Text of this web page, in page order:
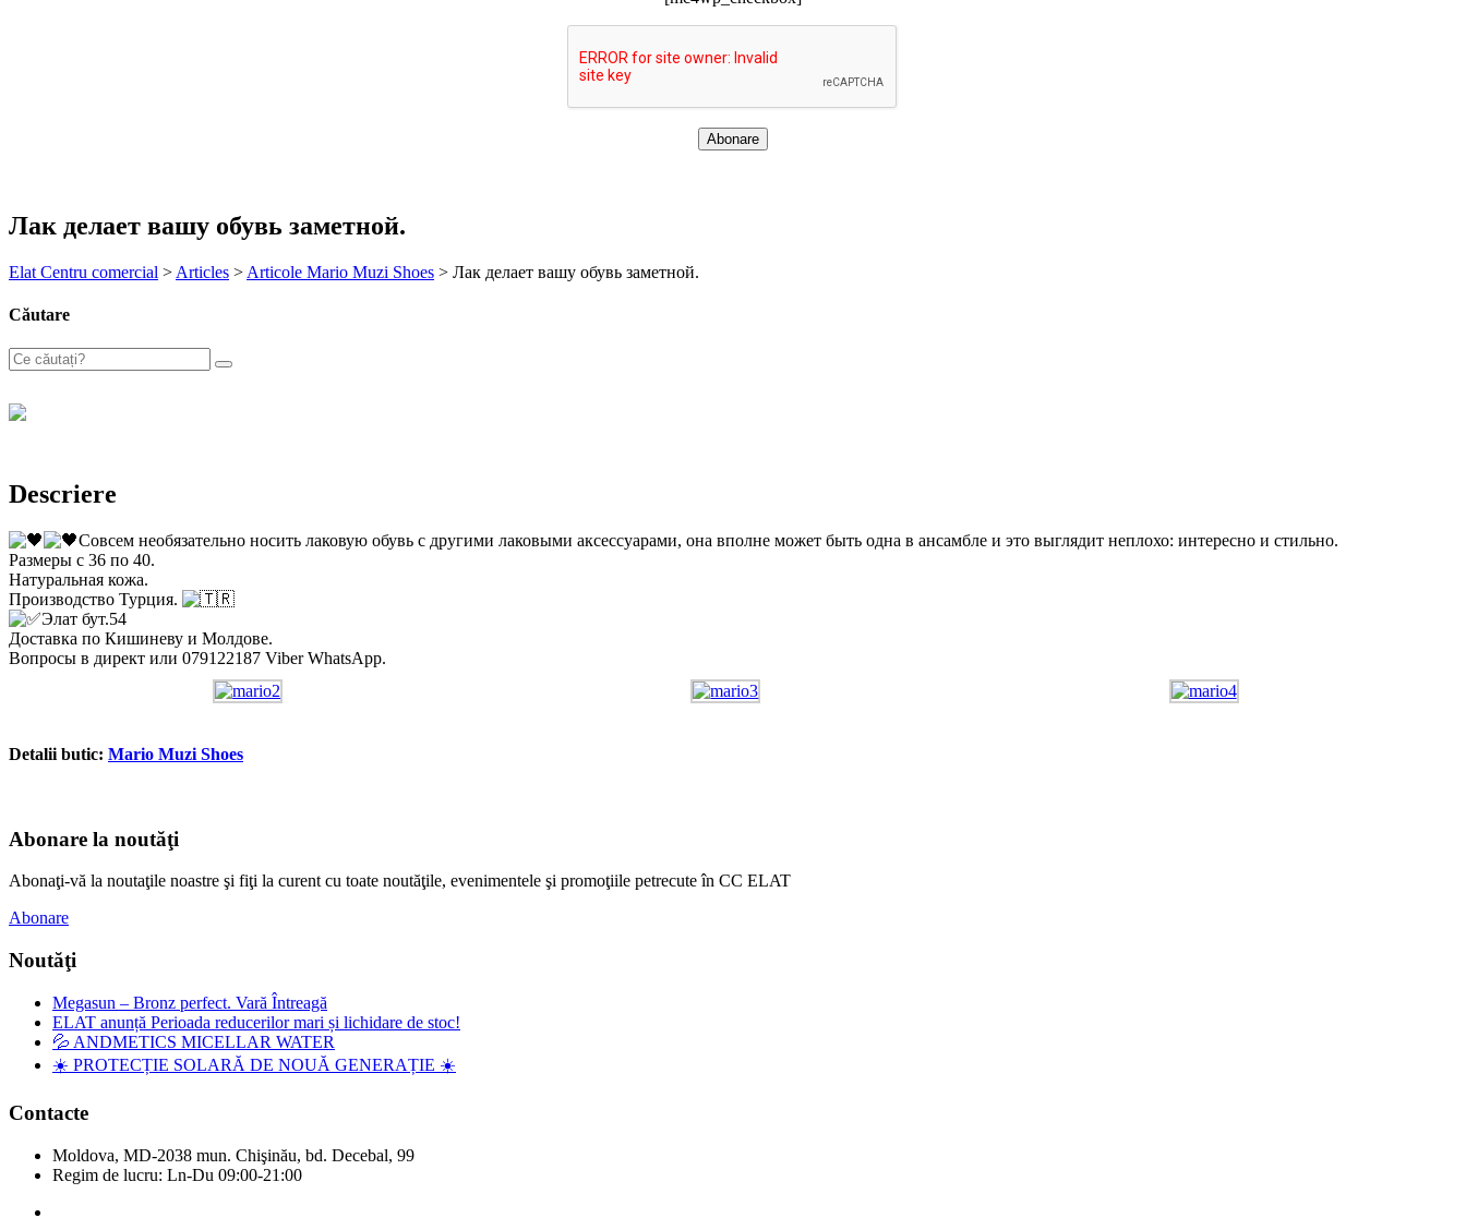
Лак делает вашу обувь заметной.
Elat Centru comercial > Articles > Articole Mario Muzi Shoes > Лак делает вашу обувь заметной.
Căutare
Descriere
Совсем необязательно носить лаковую обувь с другими лаковыми аксессуарами, она вполне может быть одна в ансамбле и это выглядит неплохо: интересно и стильно.
Размеры с 36 по 40.
Натуральная кожа.
Производство Турция.
Элат бут.54
Доставка по Кишиневу и Молдове.
Вопросы в директ или 079122187 Viber WhatsApp.
Detalii butic: Mario Muzi Shoes
Abonare la noutăţi
Abonaţi-vă la noutaţile noastre şi fiţi la curent cu toate noutăţile, evenimentele şi promoţiile petrecute în CC ELAT
Abonare
Noutăţi
Megasun – Bronz perfect. Vară Întreagă
ELAT anunță Perioada reducerilor mari și lichidare de stoc!
💦 ANDMETICS MICELLAR WATER
☀️ PROTECȚIE SOLARĂ DE NOUĂ GENERAȚIE ☀️
Contacte
Moldova, MD-2038 mun. Chişinău, bd. Decebal, 99
Regim de lucru: Ln-Du 09:00-21:00